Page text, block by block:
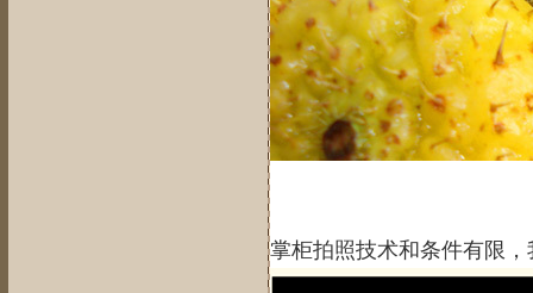
掌柜拍照技术和条件有限